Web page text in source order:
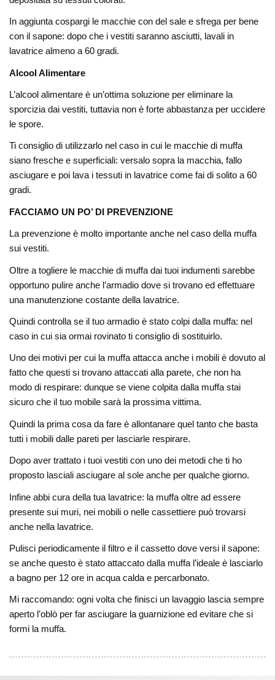
In aggiunta cospargi le macchie con del sale e sfrega per bene
con il sapone: dopo che i vestiti saranno asciutti, lavali in
lavatrice almeno a 60 gradi.
Alcool Alimentare
L’alcool alimentare è un’ottima soluzione per eliminare la
sporcizia dai vestiti, tuttavia non è forte abbastanza per uccidere
le spore.
Ti consiglio di utilizzarlo nel caso in cui le macchie di muffa
siano fresche e superficiali: versalo sopra la macchia, fallo
asciugare e poi lava i tessuti in lavatrice come fai di solito a 60
gradi.
FACCIAMO UN PO’ DI PREVENZIONE
La prevenzione è molto importante anche nel caso della muffa
sui vestiti.
Oltre a togliere le macchie di muffa dai tuoi indumenti sarebbe
opportuno pulire anche l’armadio dove si trovano ed effettuare
una manutenzione costante della lavatrice.
Quindi controlla se il tuo armadio è stato colpi dalla muffa: nel
caso in cui sia ormai rovinato ti consiglio di sostituirlo.
Uno dei motivi per cui la muffa attacca anche i mobili è dovuto al
fatto che questi si trovano attaccati alla parete, che non ha
modo di respirare: dunque se viene colpita dalla muffa stai
sicuro che il tuo mobile sarà la prossima vittima.
Quindi la prima cosa da fare è allontanare quel tanto che basta
tutti i mobili dalle pareti per lasciarle respirare.
Dopo aver trattato i tuoi vestiti con uno dei metodi che ti ho
proposto lasciali asciugare al sole anche per qualche giorno.
Infine abbi cura della tua lavatrice: la muffa oltre ad essere
presente sui muri, nei mobili o nelle cassettiere può trovarsi
anche nella lavatrice.
Pulisci periodicamente il filtro e il cassetto dove versi il sapone:
se anche questo è stato attaccato dalla muffa l’ideale è lasciarlo
a bagno per 12 ore in acqua calda e percarbonato.
Mi raccomando: ogni volta che finisci un lavaggio lascia sempre
aperto l’oblò per far asciugare la guarnizione ed evitare che si
formi la muffa.